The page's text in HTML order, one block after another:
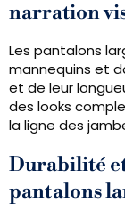
narration
Les pantalons
mannequins et
et de leur
des looks
la ligne des
Durabilité
pantalons